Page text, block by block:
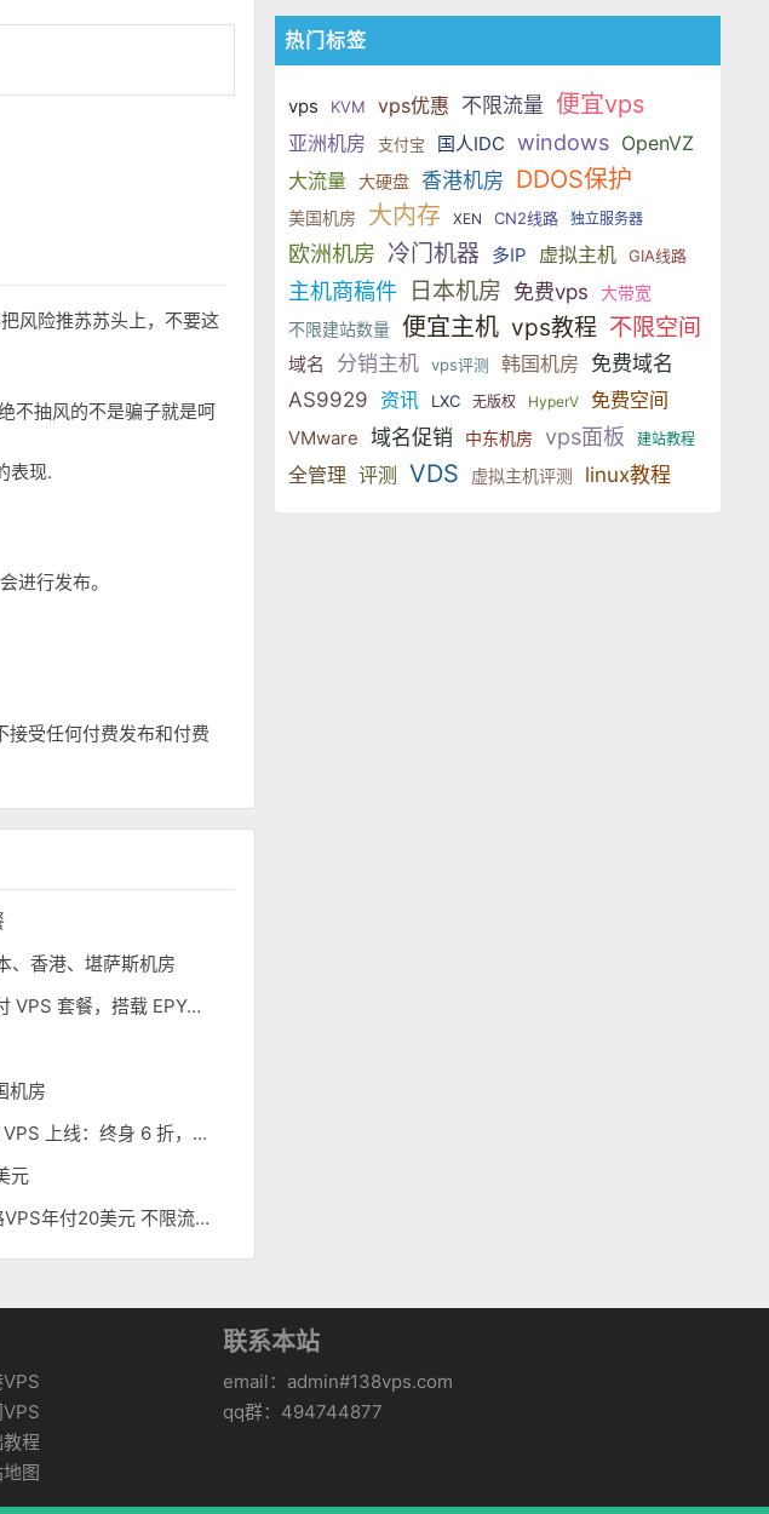
风险推苏苏头上，不要这
不抽风的不是骗子就是呵
表现.
进行发布。
受任何付费发布和付费
、香港、堪萨斯机房
马来西亚主机商 SVR4U 推出年付 VPS 套餐，搭载 EPYC/至强铂金，支持支付宝
机房
AirNode 荷兰阿姆斯特丹 NVMe VPS 上线：终身 6 折，€1.99/月起，2.5Tbit/s DDoS 防护
元
DediOne 新增洛杉矶CMIN2线路VPS年付20美元 不限流量
国两大系列。亚洲 VPS 月付低至 6
于 KVM 虚拟化架构，配备 NVMe
国两大系列。亚洲 VPS 月付低至 6
美元，美国
于 KVM 虚拟化架构，配备 NVMe
SSD 固态硬盘，主要分为亚洲和美
国两大系列。亚洲 VPS 月付低至 6
美元，美国
VDS 业务，数据中心覆盖中国香
于 KVM 虚拟化架构，配备 NVMe
SSD 固态硬盘，主要分为亚洲和美
国两大系列。亚洲 VPS 月付低至 6
美元，美国
热门标签
vps KVM vps优惠 不限流量 便宜vps
亚洲机房 支付宝 国人IDC windows OpenVZ
大流量
大硬盘 香港机房 DDOS保护
美国机房 大内存 XEN CN2线路 独立服务器
欧洲机房 冷门机器 多IP 虚拟主机 GIA线路
主机商稿件 日本机房 免费vps
大带宽
不限建站数量 便宜主机 vps教程 不限空间
域名 分销主机 vps评测 韩国机房 免费域名
AS9929 资讯 LXC 无版权 HyperV 免费空间
VMware 域名促销 中东机房 vps面板 建站教程
全管理 评测 VDS 虚拟主机评测 linux教程
程
图
联系本站
email：admin#138vps.com
qq群：494744877